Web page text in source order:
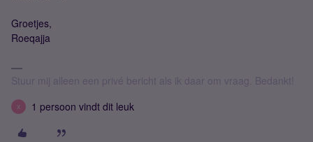
Groetjes,
Roeqajja
Stuur mij alleen een privé bericht als ik daar om vraag. Bedankt!
X 1 persoon vindt dit leuk